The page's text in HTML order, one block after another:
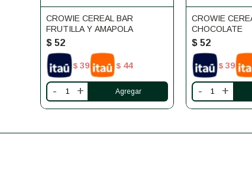
CROWIE CEREAL BAR
FRUTILLA Y AMAPOLA
$ 52
$ 39 $ 44
- +
CROWIE
CHOCOLATE
$ 52
$ 39
- +